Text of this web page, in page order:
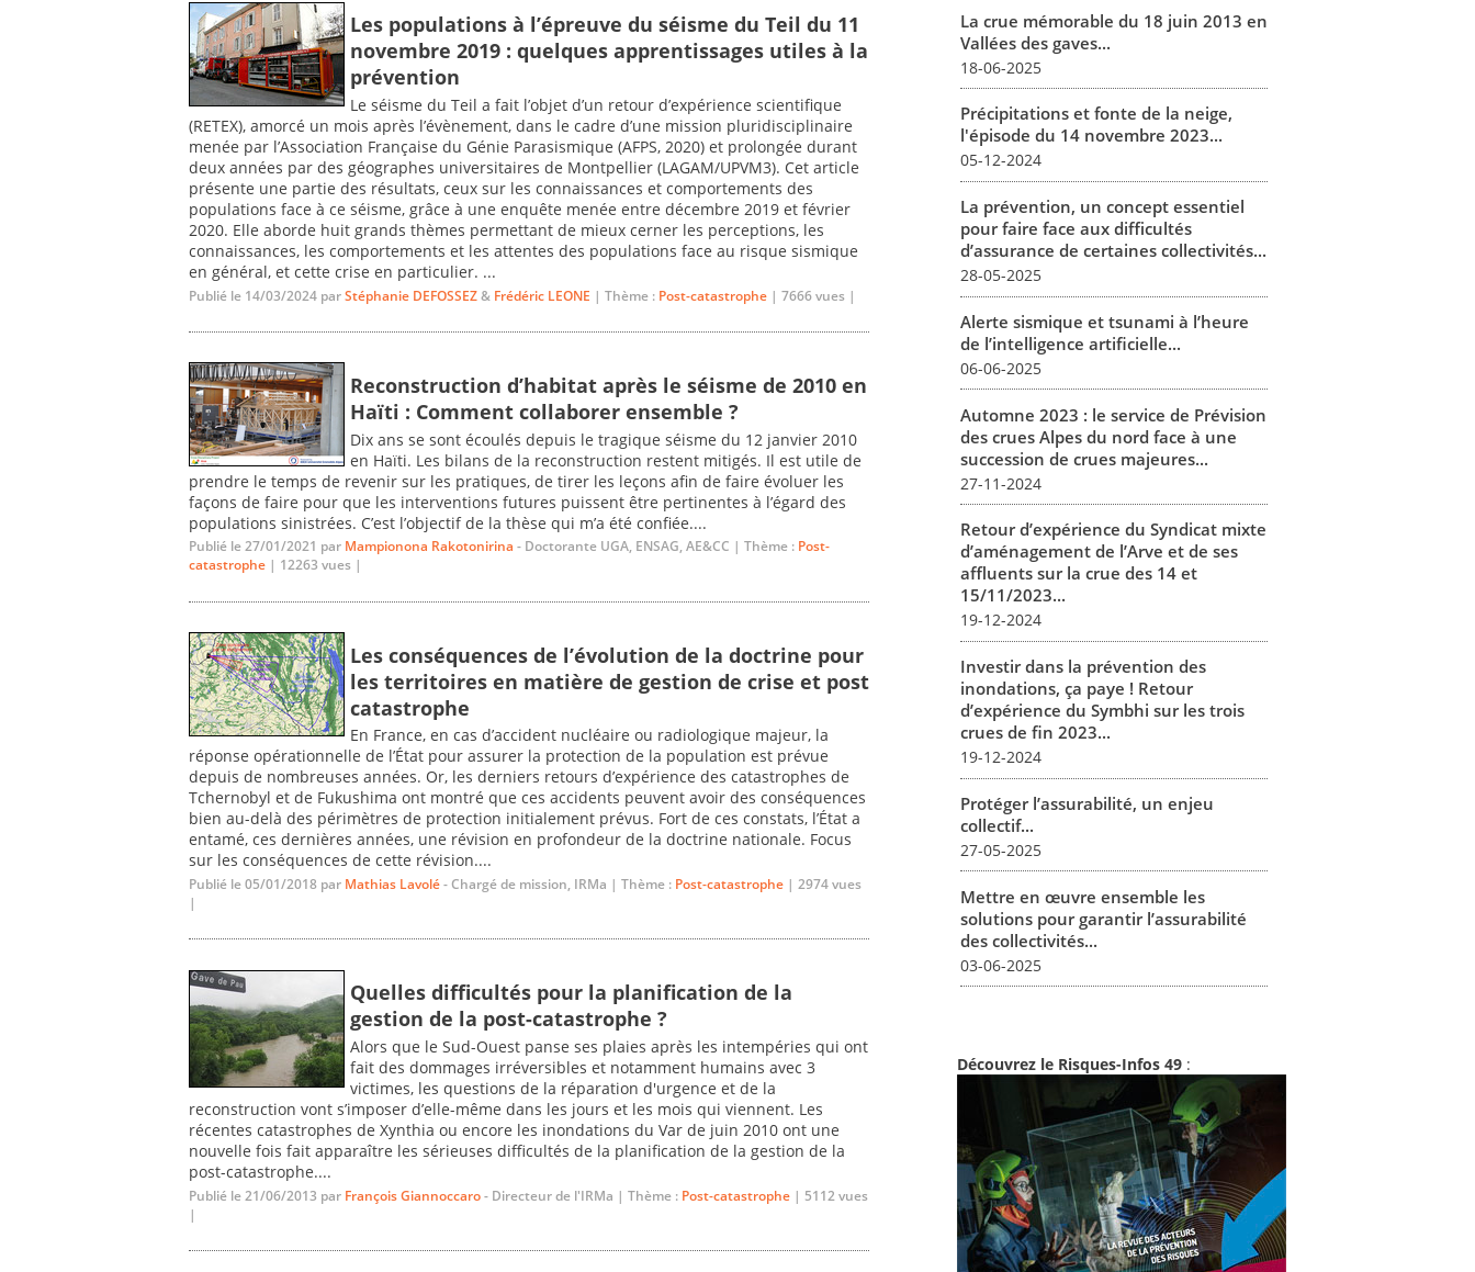
Les populations à l’épreuve du séisme du Teil du 11
novembre 2019 : quelques apprentissages utiles à la
prévention
Le séisme du Teil a fait l’objet d’un retour d’expérience scientifique
(RETEX), amorcé un mois après l’évènement, dans le cadre d’une mission pluridisciplinaire
menée par l’Association Française du Génie Parasismique (AFPS, 2020) et prolongée durant
deux années par des géographes universitaires de Montpellier (LAGAM/UPVM3). Cet article
présente une partie des résultats, ceux sur les connaissances et comportements des
populations face à ce séisme, grâce à une enquête menée entre décembre 2019 et février
2020. Elle aborde huit grands thèmes permettant de mieux cerner les perceptions, les
connaissances, les comportements et les attentes des populations face au risque sismique
en général, et cette crise en particulier. ...
Publié le 14/03/2024 parStéphanie DEFOSSEZ& Frédéric LEONE | Thème : Post-catastrophe | 7666 vues |
Reconstruction d’habitat après le séisme de 2010 en
Haïti : Comment collaborer ensemble ?
Dix ans se sont écoulés depuis le tragique séisme du 12 janvier 2010
en Haïti. Les bilans de la reconstruction restent mitigés. Il est utile de
prendre le temps de revenir sur les pratiques, de tirer les leçons afin de faire évoluer les
façons de faire pour que les interventions futures puissent être pertinentes à l’égard des
populations sinistrées. C’est l’objectif de la thèse qui m’a été confiée....
Publié le 27/01/2021 par Mampionona Rakotonirina - Doctorante UGA, ENSAG, AE&CC | Thème : Post-
catastrophe | 12263 vues |
Les conséquences de l’évolution de la doctrine pour
les territoires en matière de gestion de crise et post
catastrophe
En France, en cas d’accident nucléaire ou radiologique majeur, la
réponse opérationnelle de l’État pour assurer la protection de la population est prévue
depuis de nombreuses années. Or, les derniers retours d’expérience des catastrophes de
Tchernobyl et de Fukushima ont montré que ces accidents peuvent avoir des conséquences
bien au-delà des périmètres de protection initialement prévus. Fort de ces constats, l’État a
entamé, ces dernières années, une révision en profondeur de la doctrine nationale. Focus
sur les conséquences de cette révision....
Publié le 05/01/2018 par Mathias Lavolé- Chargé de mission, IRMa | Thème : Post-catastrophe | 2974 vues
|
Quelles difficultés pour la planification de la
gestion de la post-catastrophe ?
Alors que le Sud-Ouest panse ses plaies après les intempéries qui ont
fait des dommages irréversibles et notamment humains avec 3
victimes, les questions de la réparation d'urgence et de la
reconstruction vont s’imposer d’elle-même dans les jours et les mois qui viennent. Les
récentes catastrophes de Xynthia ou encore les inondations du Var de juin 2010 ont une
nouvelle fois fait apparaître les sérieuses difficultés de la planification de la gestion de la
post-catastrophe....
Publié le 21/06/2013 par François Giannoccaro- Directeur de l'IRMa | Thème : Post-catastrophe | 5112 vues
|
La crue mémorable du 18 juin 2013 en
Vallées des gaves...
18-06-2025
Précipitations et fonte de la neige,
l'épisode du 14 novembre 2023...
05-12-2024
La prévention, un concept essentiel
pour faire face aux difficultés
d’assurance de certaines collectivités...
28-05-2025
Alerte sismique et tsunami à l’heure
de l’intelligence artificielle...
06-06-2025
Automne 2023 : le service de Prévision
des crues Alpes du nord face à une
succession de crues majeures...
27-11-2024
Retour d’expérience du Syndicat mixte
d’aménagement de l’Arve et de ses
affluents sur la crue des 14 et
15/11/2023...
19-12-2024
Investir dans la prévention des
inondations, ça paye ! Retour
d’expérience du Symbhi sur les trois
crues de fin 2023...
19-12-2024
Protéger l’assurabilité, un enjeu
collectif...
27-05-2025
Mettre en œuvre ensemble les
solutions pour garantir l’assurabilité
des collectivités...
03-06-2025
Découvrez le Risques-Infos 49 :